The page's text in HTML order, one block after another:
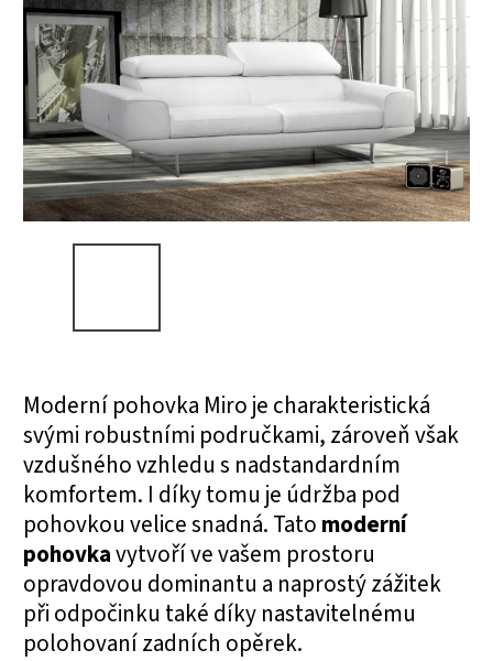
Moderní pohovka Miro je charakteristická
svými robustními područkami, zároveň však
vzdušného vzhledu s nadstandardním
komfortem. I díky tomu je údržba pod
pohovkou velice snadná. Tato moderní
pohovkavytvoří ve vašem prostoru
opravdovou dominantu a naprostý zážitek
při odpočinku také díky nastavitelnému
polohovaní zadních opěrek.